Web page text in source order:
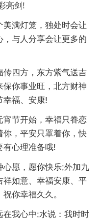
亮剑!
满灯笼，独处时会让
与人分享会让更多的
传四方，东方紫气送吉
你事业旺，北方财神
幸福、安康!
宵节开始，幸福只眷恋
你，平安只罩着你，快
有心理准备哦!
心愿，愿你快乐;外加九
祥如意、幸福安康、平
你幸福久久。
在我心中;水说：我时时